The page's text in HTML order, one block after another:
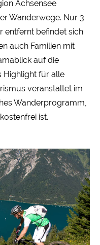
Achsensee
Wanderwege. Nur 3
entfernt befindet sich
auch Familien mit
auf die
Highlight für alle
veranstaltet im
Wanderprogramm,
ist.